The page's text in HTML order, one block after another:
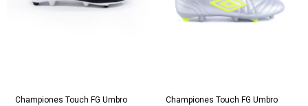
Championes Touch FG Umbro
Championes Touch FG Umbro